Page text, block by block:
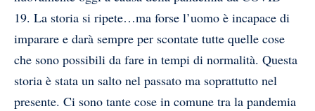
19. La storia si ripete…ma forse l’uomo è incapace di
imparare e darà sempre per scontate tutte quelle cose
che sono possibili da fare in tempi di normalità. Questa
storia è stata un salto nel passato ma soprattutto nel
presente. Ci sono tante cose in comune tra la pandemia